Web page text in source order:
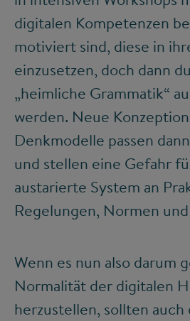
digitalen Kompetenzen
motiviert sind, diese in
einzusetzen, doch dann
„heimliche Grammatik“
werden. Neue
Denkmodelle passen
und stellen eine Gefahr
austarierte System an
Regelungen, Normen
Wenn es nun also darum
Normalität der digitalen
herzustellen, sollten